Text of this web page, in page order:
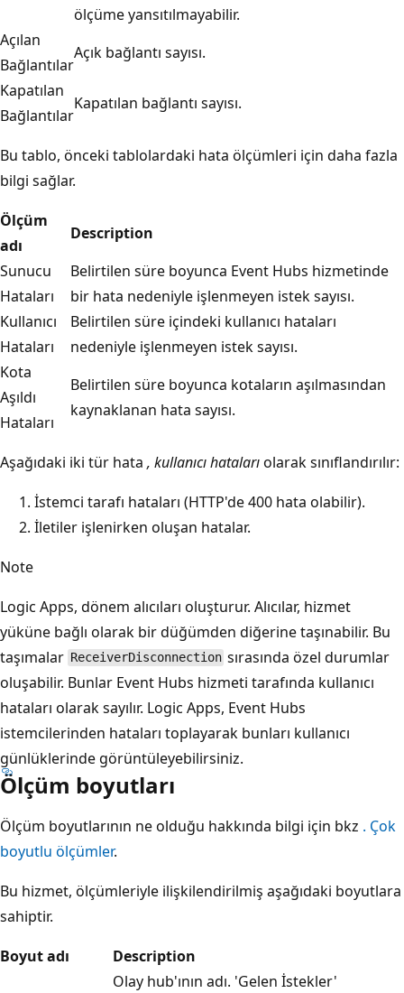
ölçüme yansıtılmayabilir.
Açılan
Bağlantılar
Açık bağlantı sayısı.
Kapatılan
Bağlantılar
Kapatılan bağlantı sayısı.
Bu tablo, önceki tablolardaki hata ölçümleri için daha fazla
bilgi sağlar.
Ölçüm
adı
Description
Sunucu
Hataları
Belirtilen süre boyunca Event Hubs hizmetinde
bir hata nedeniyle işlenmeyen istek sayısı.
Kullanıcı
Hataları
Belirtilen süre içindeki kullanıcı hataları
nedeniyle işlenmeyen istek sayısı.
Kota
Aşıldı
Hataları
Belirtilen süre boyunca kotaların aşılmasından
kaynaklanan hata sayısı.
Aşağıdaki iki tür hata , kullanıcı hatalarıolarak sınıflandırılır:
İstemci tarafı hataları (HTTP'de 400 hata olabilir).
İletiler işlenirken oluşan hatalar.
Note
Logic Apps, dönem alıcıları oluşturur. Alıcılar, hizmet
yüküne bağlı olarak bir düğümden diğerine taşınabilir. Bu
taşımalar ReceiverDisconnection sırasında özel durumlar
oluşabilir. Bunlar Event Hubs hizmeti tarafında kullanıcı
hataları olarak sayılır. Logic Apps, Event Hubs
istemcilerinden hataları toplayarak bunları kullanıcı
günlüklerinde görüntüleyebilirsiniz.
Ölçüm boyutları
Ölçüm boyutlarının ne olduğu hakkında bilgi için bkz . Çok
boyutlu ölçümler.
Bu hizmet, ölçümleriyle ilişkilendirilmiş aşağıdaki boyutlara
sahiptir.
Boyut adı
Description
Olay hub'ının adı. 'Gelen İstekler'